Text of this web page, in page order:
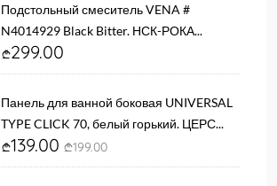
Подстольный смеситель VENA #
N4014929 Black Bitter. НСК-РОКА...
299.00
Панель для ванной боковая UNIVERSAL
TYPE CLICK 70, белый горький. ЦЕРС...
139.00 199.00